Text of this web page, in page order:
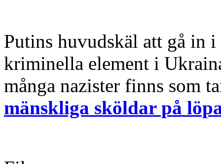
Putins huvudskäl att gå in
kriminella element i
många nazister finns som
mänskliga sköldar på